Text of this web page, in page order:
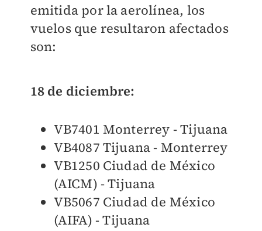
emitida por la aerolínea, los
vuelos que resultaron afectados
son:
18 de diciembre:
VB7401 Monterrey - Tijuana
VB4087 Tijuana - Monterrey
VB1250 Ciudad de México
(AICM) - Tijuana
VB5067 Ciudad de México
(AIFA) - Tijuana